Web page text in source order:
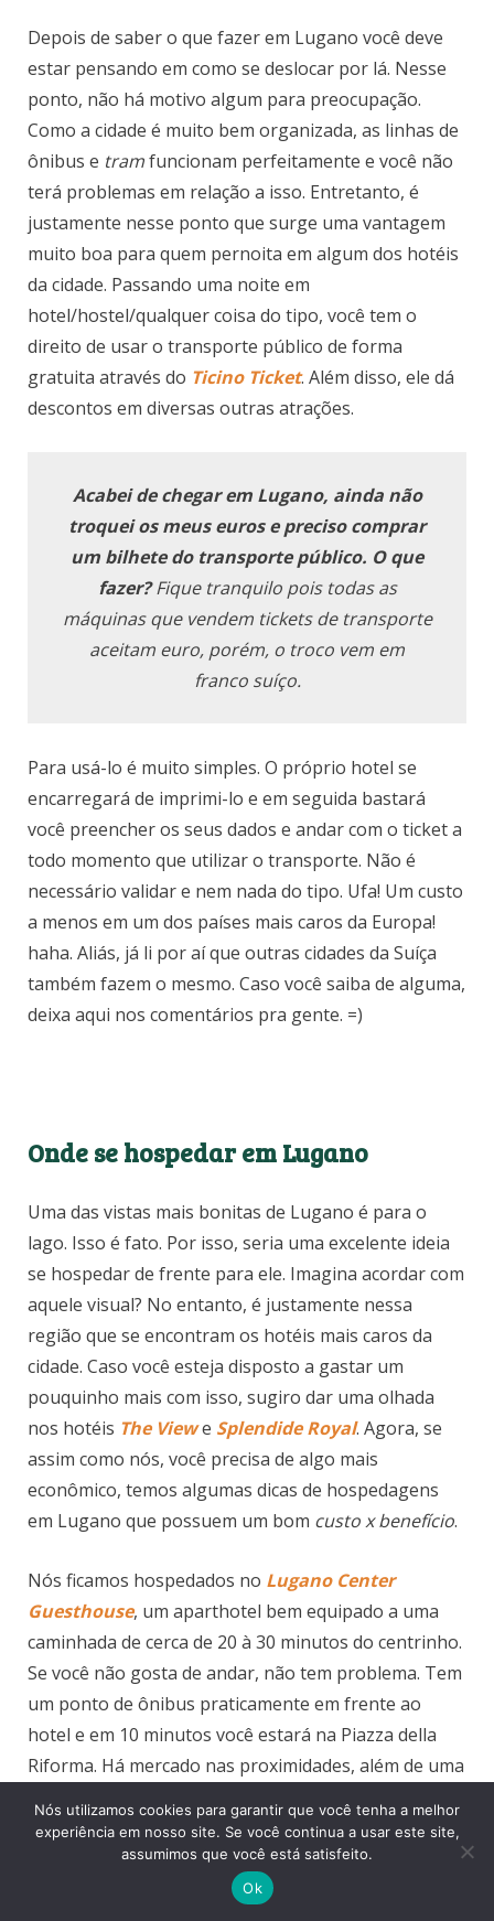
Depois de saber o que fazer em Lugano você deve
estar pensando em como se deslocar por lá. Nesse
ponto, não há motivo algum para preocupação.
Como a cidade é muito bem organizada, as linhas de
ônibus e tramfuncionam perfeitamente e você não
terá problemas em relação a isso. Entretanto, é
justamente nesse ponto que surge uma vantagem
muito boa para quem pernoita em algum dos hotéis
da cidade. Passando uma noite em
hotel/hostel/qualquer coisa do tipo, você tem o
direito de usar o transporte público de forma
gratuita através do Ticino Ticket. Além disso, ele dá
descontos em diversas outras atrações.
Acabei de chegar em Lugano, ainda não
troquei os meus euros e preciso comprar
um bilhete do transporte público. O que
fazer?Fique tranquilo pois todas as
máquinas que vendem tickets de transporte
aceitam euro, porém, o troco vem em
franco suíço.
Para usá-lo é muito simples. O próprio hotel se
encarregará de imprimi-lo e em seguida bastará
você preencher os seus dados e andar com o ticket a
todo momento que utilizar o transporte. Não é
necessário validar e nem nada do tipo. Ufa! Um custo
a menos em um dos países mais caros da Europa!
haha. Aliás, já li por aí que outras cidades da Suíça
também fazem o mesmo. Caso você saiba de alguma,
deixa aqui nos comentários pra gente. =)
Onde se hospedar em Lugano
Uma das vistas mais bonitas de Lugano é para o
lago. Isso é fato. Por isso, seria uma excelente ideia
se hospedar de frente para ele. Imagina acordar com
aquele visual? No entanto, é justamente nessa
região que se encontram os hotéis mais caros da
cidade. Caso você esteja disposto a gastar um
pouquinho mais com isso, sugiro dar uma olhada
nos hotéis The Viewe Splendide Royal. Agora, se
assim como nós, você precisa de algo mais
econômico, temos algumas dicas de hospedagens
em Lugano que possuem um bom custo x benefício.
Nós ficamos hospedados no Lugano Center
Guesthouse, um aparthotel bem equipado a uma
caminhada de cerca de 20 à 30 minutos do centrinho.
Se você não gosta de andar, não tem problema. Tem
um ponto de ônibus praticamente em frente ao
hotel e em 10 minutos você estará na Piazza della
Riforma. Há mercado nas proximidades, além de uma
câmbio da moeda com uma boa cotação. Outras
opções mais democráticas financeiramente para
San Carlo Garni
Nós utilizamos cookies para garantir que você tenha a melhor
experiência em nosso site. Se você continua a usar este site,
assumimos que você está satisfeito.
Ok